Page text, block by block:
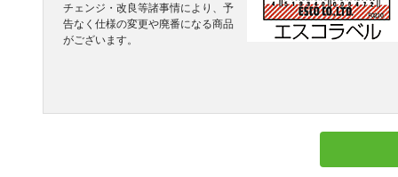
チェンジ・改良等諸事情により、予
告なく仕様の変更や廃番になる商品
がございます。